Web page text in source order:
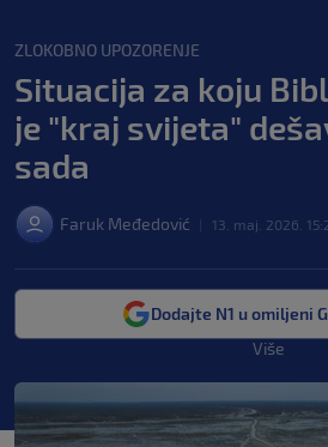
ZLOKOBNO UPOZORENJE
Situacija za koju
je "kraj svijeta"
sada
Faruk Međedović 13. maj. 2026.
Dodajte N1 u omiljeni
Više